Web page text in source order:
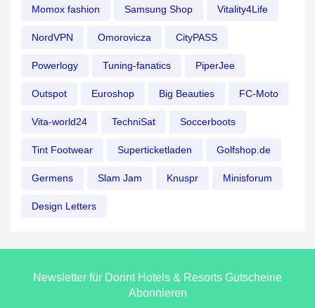
Momox fashion Samsung Shop Vitality4Life
NordVPN Omorovicza CityPASS
Powerlogy Tuning-fanatics PiperJee
Outspot Euroshop Big Beauties FC-Moto
Vita-world24 TechniSat Soccerboots
Tint Footwear Superticketladen Golfshop.de
Germens Slam Jam Knuspr Minisforum
Design Letters
Newsletter für Dorint Hotels & Resorts Gutscheine
Abonnieren